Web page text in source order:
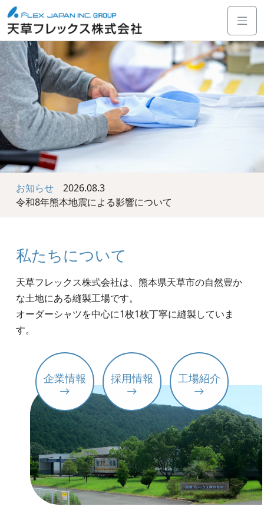
お知らせ2026.08.3
令和8年熊本地震による影響について
私たちについて
天草フレックス株式会社は、熊本県天草市の自然豊か
な土地にある縫製工場です。
オーダーシャツを中心に1枚1枚丁寧に縫製していま
す。
企業情報 採用情報 工場紹介